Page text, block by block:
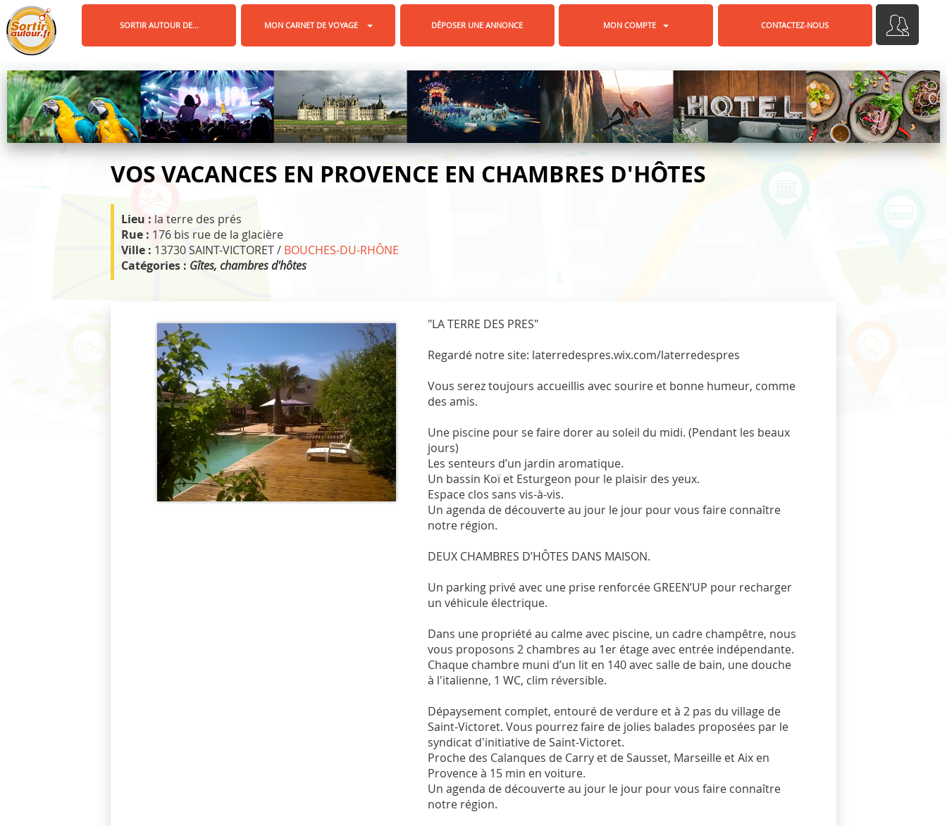
SORTIR AUTOUR DE... MON CARNET DE VOYAGE DÉPOSER UNE ANNONCE MON COMPTE CONTACTEZ-NOUS
VOS VACANCES EN PROVENCE EN CHAMBRES D'HÔTES
Lieu : la terre des prés
Rue : 176 bis rue de la glacière
Ville : 13730 SAINT-VICTORET / BOUCHES-DU-RHÔNE
Catégories : Gîtes, chambres d'hôtes
"LA TERRE DES PRES"
Regardé notre site: laterredespres.wix.com/laterredespres
Vous serez toujours accueillis avec sourire et bonne humeur, comme
des amis.
Une piscine pour se faire dorer au soleil du midi. (Pendant les beaux
jours)
Les senteurs d’un jardin aromatique.
Un bassin Koï et Esturgeon pour le plaisir des yeux.
Espace clos sans vis-à-vis.
Un agenda de découverte au jour le jour pour vous faire connaître
notre région.
DEUX CHAMBRES D’HÔTES DANS MAISON.
Un parking privé avec une prise renforcée GREEN’UP pour recharger
un véhicule électrique.
Dans une propriété au calme avec piscine, un cadre champêtre, nous
vous proposons 2 chambres au 1er étage avec entrée indépendante.
Chaque chambre muni d’un lit en 140 avec salle de bain, une douche
à l'italienne, 1 WC, clim réversible.
Dépaysement complet, entouré de verdure et à 2 pas du village de
Saint-Victoret. Vous pourrez faire de jolies balades proposées par le
syndicat d'initiative de Saint-Victoret.
Proche des Calanques de Carry et de Sausset, Marseille et Aix en
Provence à 15 min en voiture.
Un agenda de découverte au jour le jour pour vous faire connaître
notre région.
Panneau de gestion des cookies